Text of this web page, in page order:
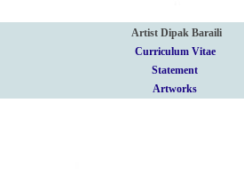
Artist Dipak Baraili
Curriculum Vitae
Statement
Artworks